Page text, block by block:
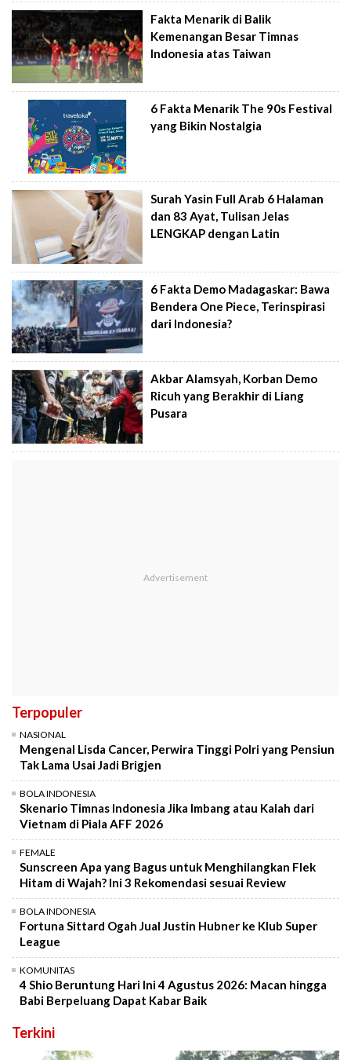
Fakta Menarik di Balik
Kemenangan Besar Timnas
Indonesia atas Taiwan
6 Fakta Menarik The 90s Festival
yang Bikin Nostalgia
Surah Yasin Full Arab 6 Halaman
dan 83 Ayat, Tulisan Jelas
LENGKAP dengan Latin
6 Fakta Demo Madagaskar: Bawa
Bendera One Piece, Terinspirasi
dari Indonesia?
Akbar Alamsyah, Korban Demo
Ricuh yang Berakhir di Liang
Pusara
Terpopuler
NASIONAL
Mengenal Lisda Cancer, Perwira Tinggi Polri yang Pensiun
Tak Lama Usai Jadi Brigjen
BOLA INDONESIA
Skenario Timnas Indonesia Jika Imbang atau Kalah dari
Vietnam di Piala AFF 2026
FEMALE
Sunscreen Apa yang Bagus untuk Menghilangkan Flek
Hitam di Wajah? Ini 3 Rekomendasi sesuai Review
BOLA INDONESIA
Fortuna Sittard Ogah Jual Justin Hubner ke Klub Super
League
KOMUNITAS
4 Shio Beruntung Hari Ini 4 Agustus 2026: Macan hingga
Babi Berpeluang Dapat Kabar Baik
Terkini